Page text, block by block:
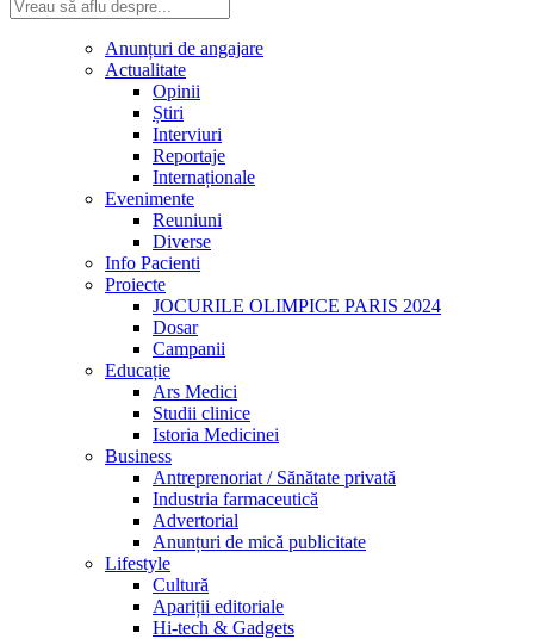
Anunțuri de angajare
Actualitate
Opinii
Știri
Interviuri
Reportaje
Internaționale
Evenimente
Reuniuni
Diverse
Info Pacienti
Proiecte
JOCURILE OLIMPICE PARIS 2024
Dosar
Campanii
Educație
Ars Medici
Studii clinice
Istoria Medicinei
Business
Antreprenoriat / Sănătate privată
Industria farmaceutică
Advertorial
Anunțuri de mică publicitate
Lifestyle
Cultură
Apariții editoriale
Hi-tech & Gadgets